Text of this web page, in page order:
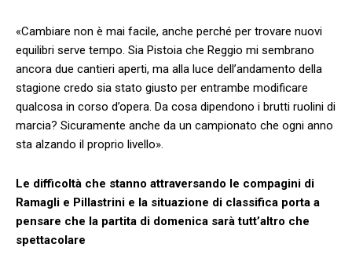
«Cambiare non è mai facile, anche perché per trovare nuovi
equilibri serve tempo. Sia Pistoia che Reggio mi sembrano
ancora due cantieri aperti, ma alla luce dell’andamento della
stagione credo sia stato giusto per entrambe modificare
qualcosa in corso d’opera. Da cosa dipendono i brutti ruolini di
marcia? Sicuramente anche da un campionato che ogni anno
sta alzando il proprio livello».
Le difficoltà che stanno attraversando le compagini di
Ramagli e Pillastrini e la situazione di classifica porta a
pensare che la partita di domenica sarà tutt’altro che
spettacolare